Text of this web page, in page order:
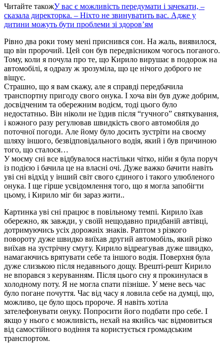
Читайте такожУ вас є можливість передумати і зачекати, –
сказала директорка. – Ніхто не звинуватить вас. Адже у
дитини можуть бути проблеми зі здоров’ям
Рівно два роки тому мені приснився сон. На жаль, виявилося,
що він пророчий. Цей сон був передвісником чогось поганого.
Тому, коли я почула про те, що Кирило вирушає в подорож на
автомобілі, я одразу ж зрозуміла, що це нічого доброго не
віщує.
Страшно, що я вам скажу, але я справді передбачила
транспортну пригоду свого онука. І хоча він був дуже добрим,
досвідченим та обережним водієм, тоді цього було
недостатньо. Він ніколи не їздив після “гучного” святкування,
і кожного разу регулював швидкість свого автомобіля до
поточної погоди. Але йому було досить зустріти на своєму
шляху іншого, безвідповідального водія, який і був причиною
того, що сталося…
У моєму сні все відбувалося настільки чітко, ніби я була поруч
із подією і бачила це на власні очі. Дуже важко бачити навіть
уві сні відхід у інший світ свого єдиного і такого улюбленого
онука. І ще гірше усвідомлення того, що я могла запобігти
цьому, і Кирило міг би зараз жити..
Картинка уві сні працює в повільному темпі. Кирило їхав
обережно, як завжди, у своїй нещодавно придбаній автівці,
дотримуючись усіх дорожніх знаків. Раптом з різкого
повороту дуже швидко виїхав другий автомобіль, який різко
виїхав на зустрічну смугу. Кирило відреагував дуже швидко,
намагаючись врятувати себе та іншого водія. Поверхня була
дуже слизькою після недавнього дощу. Врешті-решт Кирило
не впорався з керуванням. Після цього сну я прокинулася в
холодному поту. Я не могла спати пізніше. У мене весь час
було погане почуття. Час від часу я ловила себе на думці, що,
можливо, це було щось пророче. Я навіть хотіла
зателефонувати онуку. Попросити його подбати про себе. І
якщо у нього є можливість, нехай на якийсь час відмовиться
від самостійного водіння та користується громадським
транспортом.